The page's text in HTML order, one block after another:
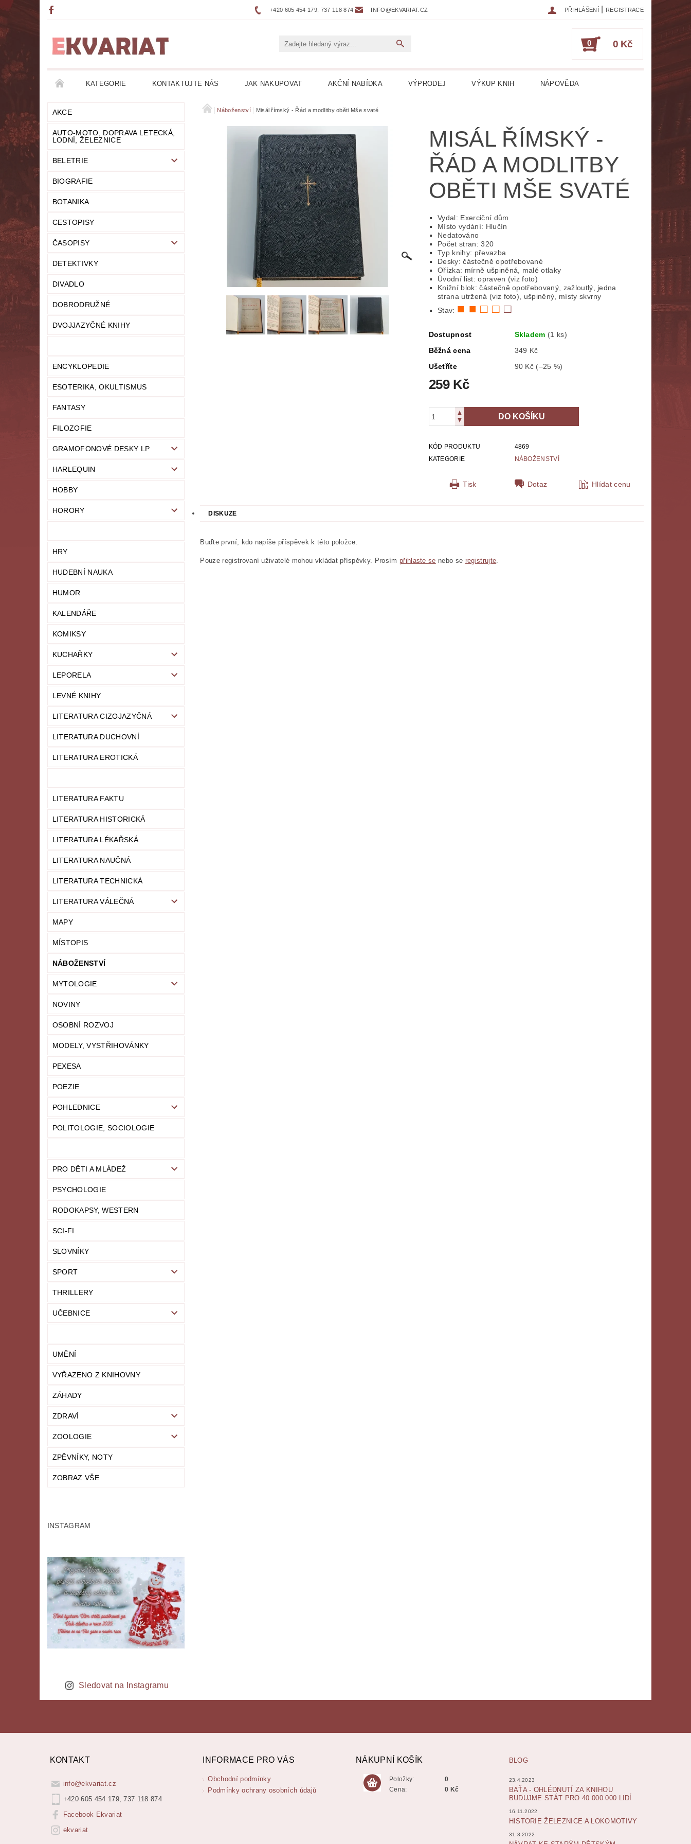
+420 605 454 179, 737 118 874 INFO@EKVARIAT.CZ PŘIHLÁŠENÍ REGISTRACE
0 0 Kč
KATEGORIE KONTAKTUJTE NÁS JAK NAKUPOVAT AKČNÍ NABÍDKA VÝPRODEJ VÝKUP KNIH NÁPOVĚDA
AKCE AUTO-MOTO, DOPRAVA LETECKÁ, LODNÍ, ŽELEZNICE BELETRIE BIOGRAFIE
DETEKTIVKY DIVADLO DVOJJAZYČNÉ KNIHY ENCYKLOPEDIE ESOTERIKA, OKULTISMUS
FANTASY GRAMOFONOVÉ DESKY LP HARLEQUIN HORORY HRY HUDEBNÍ NAUKA
KUCHAŘKY LEPORELA LITERATURA CIZOJAZYČNÁ
LITERATURA FAKTU LITERATURA HISTORICKÁ LITERATURA LÉKAŘSKÁ
LITERATURA NAUČNÁ LITERATURA TECHNICKÁ LITERATURA VÁLEČNÁ MÍSTOPIS NÁBOŽENSTVÍ
MODELY, VYSTŘIHOVÁNKY PEXESA POHLEDNICE POLITOLOGIE, SOCIOLOGIE
PSYCHOLOGIE RODOKAPSY, WESTERN SCI-FI SLOVNÍKY SPORT THRILLERY
UČEBNICE VYŘAZENO Z KNIHOVNY ZÁHADY ZDRAVÍ
AKCE
AUTO-MOTO, DOPRAVA LETECKÁ,
LODNÍ, ŽELEZNICE
BELETRIE
BIOGRAFIE
BOTANIKA
CESTOPISY
ČASOPISY
DETEKTIVKY
DIVADLO
DOBRODRUŽNÉ
DVOJJAZYČNÉ KNIHY
ENCYKLOPEDIE
ESOTERIKA, OKULTISMUS
FANTASY
FILOZOFIE
GRAMOFONOVÉ DESKY LP
HARLEQUIN
HOBBY
HORORY
HRY
HUDEBNÍ NAUKA
HUMOR
KALENDÁŘE
KOMIKSY
KUCHAŘKY
LEPORELA
LEVNÉ KNIHY
LITERATURA CIZOJAZYČNÁ
LITERATURA DUCHOVNÍ
LITERATURA EROTICKÁ
LITERATURA FAKTU
LITERATURA HISTORICKÁ
LITERATURA LÉKAŘSKÁ
LITERATURA NAUČNÁ
LITERATURA TECHNICKÁ
LITERATURA VÁLEČNÁ
MAPY
MÍSTOPIS
NÁBOŽENSTVÍ
MYTOLOGIE
NOVINY
OSOBNÍ ROZVOJ
MODELY, VYSTŘIHOVÁNKY
PEXESA
POEZIE
POHLEDNICE
POLITOLOGIE, SOCIOLOGIE
PRO DĚTI A MLÁDEŽ
PSYCHOLOGIE
RODOKAPSY, WESTERN
SCI-FI
SLOVNÍKY
SPORT
THRILLERY
UČEBNICE
UMĚNÍ
VYŘAZENO Z KNIHOVNY
ZÁHADY
ZDRAVÍ
ZOOLOGIE
ZPĚVNÍKY, NOTY
ZOBRAZ VŠE
INSTAGRAM
Sledovat na Instagramu
Náboženství Misál římský - Řád a modlitby oběti Mše svaté
MISÁL ŘÍMSKÝ -
ŘÁD A MODLITBY
OBĚTI MŠE SVATÉ
Vydal: Exerciční dům
Místo vydání: Hlučín
Nedatováno
Počet stran: 320
Typ knihy: převazba
Desky: částečně opotřebované
Ořízka: mírně ušpiněná, malé otlaky
Úvodní list: opraven (viz foto)
Knižní blok: částečně opotřebovaný, zažloutlý, jedna
strana utržená (viz foto), ušpiněný, místy skvrny
Stav: ■ ■ □ □ □
Dostupnost Skladem (1 ks)
Běžná cena
349 Kč
Ušetříte
90 Kč (–25 %)
259 Kč
KÓD PRODUKTU
4869
KATEGORIE
NÁBOŽENSTVÍ
Tisk Dotaz Hlídat cenu
DISKUZE
Buďte první, kdo napíše příspěvek k této položce.
Pouze registrovaní uživatelé mohou vkládat příspěvky. Prosím přihlaste se nebo se registrujte.
KONTAKT
info@ekvariat.cz
+420 605 454 179, 737 118 874
Facebook Ekvariat
ekvariat
INFORMACE PRO VÁS
Obchodní podmínky
Podmínky ochrany osobních údajů
NÁKUPNÍ KOŠÍK
Položky:
Cena:
0
0 Kč
BLOG
23.4.2023
BAŤA - OHLÉDNUTÍ ZA KNIHOU
BUDUJME STÁT PRO 40 000 000 LIDÍ
16.11.2022
HISTORIE ŽELEZNICE A LOKOMOTIVY
31.3.2022